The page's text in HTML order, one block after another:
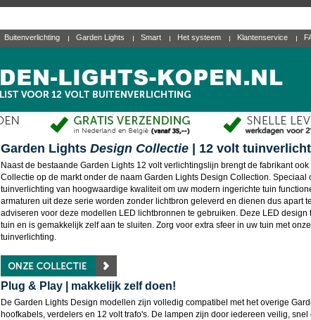
Buitenverlichting Garden Lights Smart Het systeem Klantenservice
Garden Lights Design Collectie | 12 volt
Naast de bestaande Garden Lights 12 volt verlichtingslijn brengt de fabrikant
Collectie op de markt onder de naam Garden Lights Design Collection. Speciaal
tuinverlichting van hoogwaardige kwaliteit om uw modern ingerichte tuin
armaturen uit deze serie worden zonder lichtbron geleverd en dienen dus apart
adviseren voor deze modellen LED lichtbronnen te gebruiken. Deze LED design
tuin en is gemakkelijk zelf aan te sluiten. Zorg voor extra sfeer in uw tuin met
tuinverlichting.
Plug & Play | makkelijk zelf doen!
De Garden Lights Design modellen zijn volledig compatibel met het overige
hoofkabels, verdelers en 12 volt trafo's. De lampen zijn door iedereen veilig,